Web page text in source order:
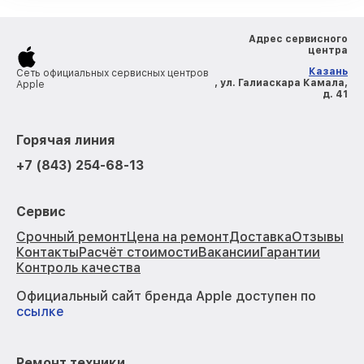
Сеть официальных сервисных центров
Apple
Адрес сервисного
центра
Казань
, ул. Галиаскара Камала,
д. 41
Горячая линия
+7 (843) 254-68-13
Сервис
Срочный ремонтЦена на ремонтДоставкаОтзывы
КонтактыРасчёт стоимостиВакансииГарантии
Контроль качества
Официальный сайт бренда Apple доступен по
ссылке